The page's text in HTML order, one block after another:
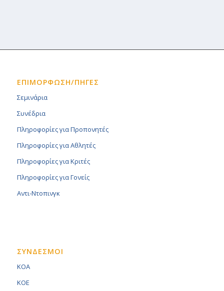
ΕΠΙΜΟΡΦΩΣΗ/ΠΗΓΕΣ
Σεμινάρια
Συνέδρια
Πληροφορίες για Προπονητές
Πληροφορίες για Αθλητές
Πληροφορίες για Κριτές
Πληροφορίες για Γονείς
Αντι-Ντοπινγκ
ΣΥΝΔΕΣΜΟΙ
KOA
KOE